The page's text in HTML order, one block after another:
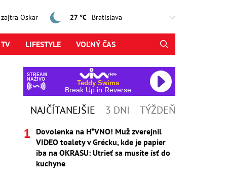
zajtra Oskar 27 °C
LIFESTYLE VOĽNÝ ČAS
STREAM
NAŽIVO
Teddy Swims
Break Up in Reverse
NAJČÍTANEJŠIE 3 DNI TÝŽDEŇ
Dovolenka na H*VNO! Muž zverejnil
VIDEO toalety v Grécku, kde je papier
iba na OKRASU: Utrieť sa musíte ísť do
kuchyne